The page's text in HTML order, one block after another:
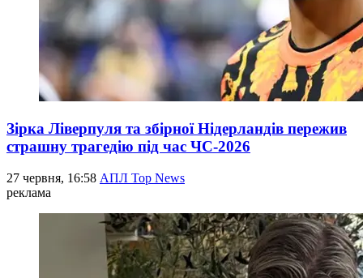
Зірка Ліверпуля та збірної Нідерландів пережив
страшну трагедію під час ЧС-2026
27 червня, 16:58 АПЛ Top News
реклама